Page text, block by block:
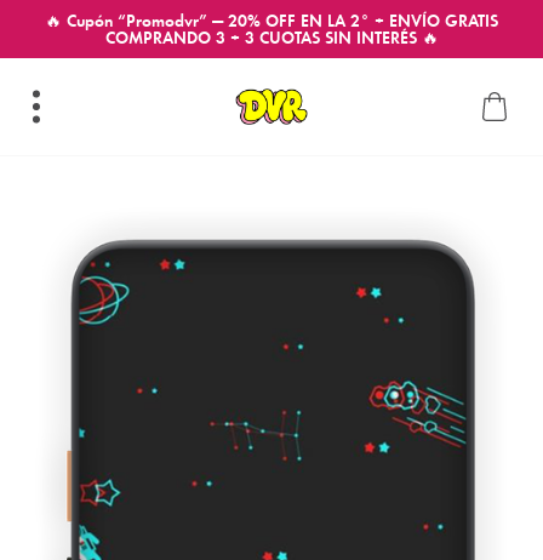
🔥 Cupón “Promodvr” — 20% OFF EN LA 2° + ENVÍO GRATIS
COMPRANDO 3 + 3 CUOTAS SIN INTERÉS 🔥